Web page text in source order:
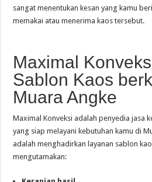
sangat menentukan kesan yang kamu
memakai atau menerima kaos tersebut.
Maximal
Sablon Kaos
Muara Angke
Maximal Konveksi adalah penyedia jasa
yang siap melayani kebutuhan kamu di
adalah menghadirkan layanan sablon
mengutamakan: